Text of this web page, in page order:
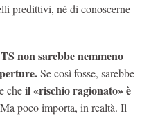
predittivi, né di conoscerne
non sarebbe nemmeno
Se così fosse, sarebbe
cheil «rischio ragionato» è
Ma poco importa, in realtà. Il